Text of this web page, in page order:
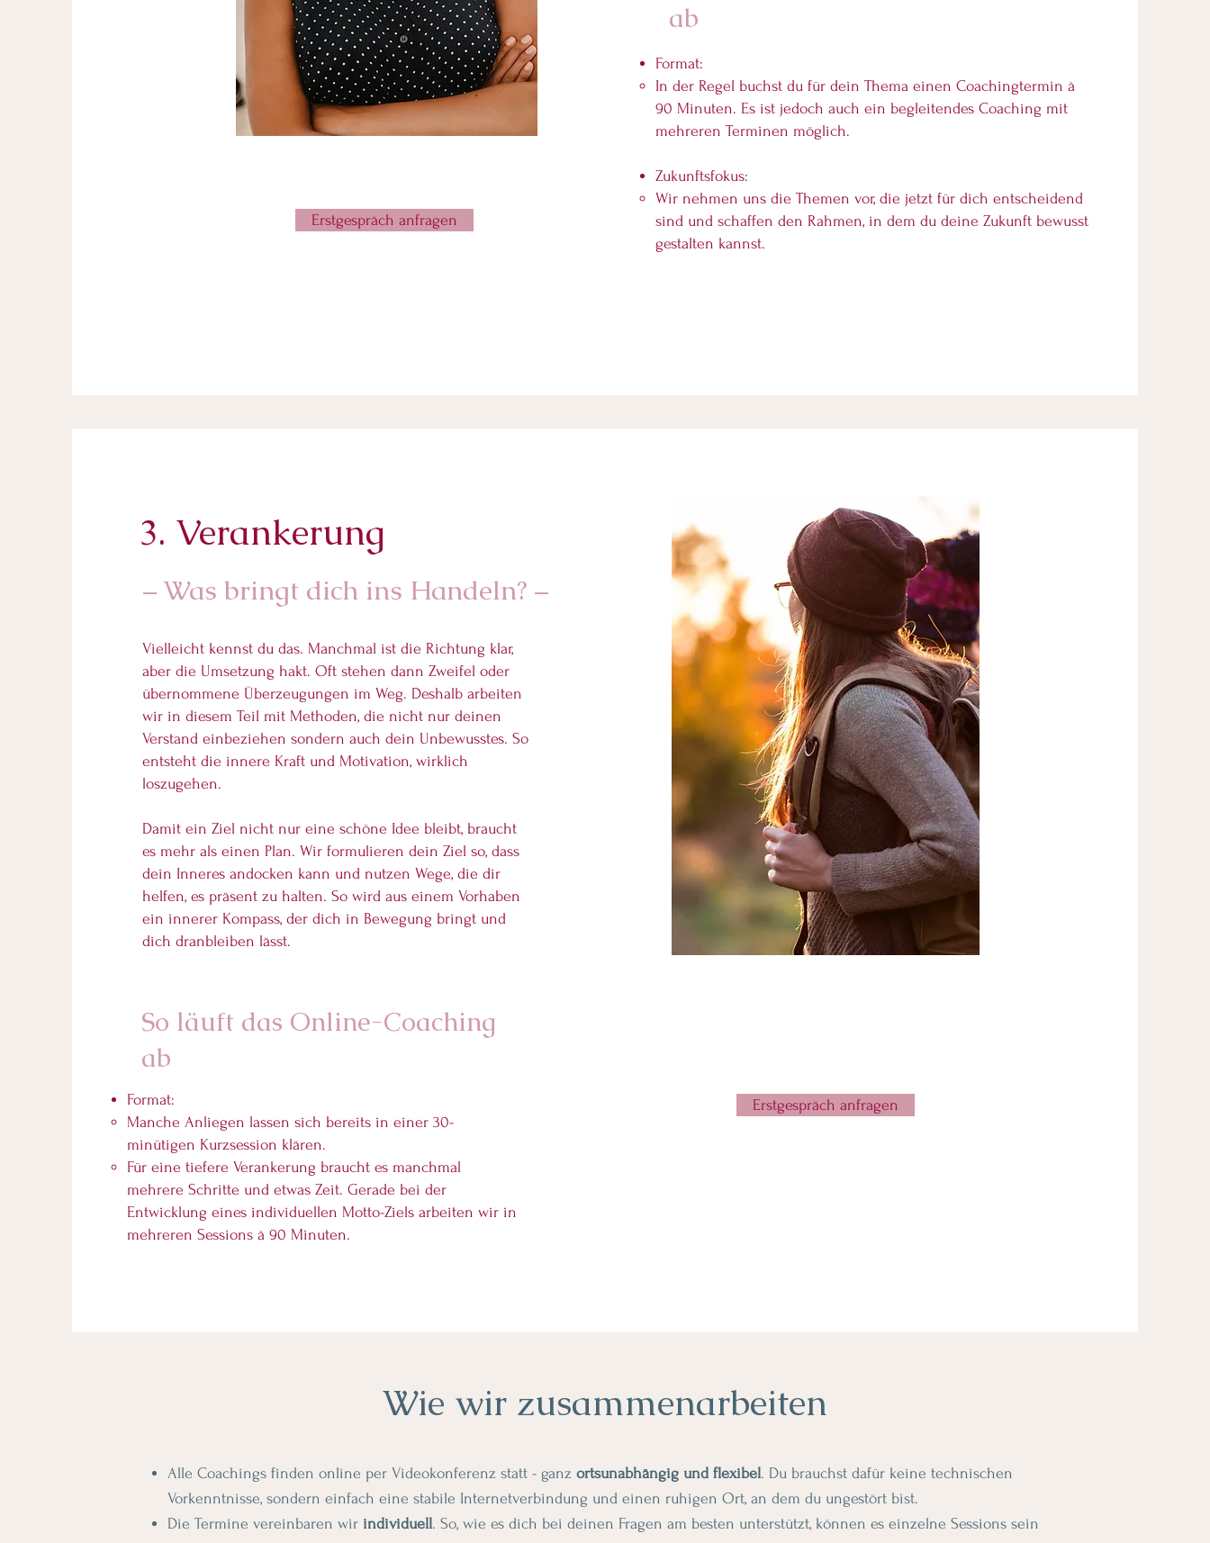
Erstgespräch anfragen
ab
Format:
In der Regel buchst du für dein Thema einen Coachingtermin à
90 Minuten. Es ist jedoch auch ein begleitendes Coaching mit
mehreren Terminen möglich.
Zukunftsfokus:
Wir nehmen uns die Themen vor, die jetzt für dich entscheidend
sind und schaffen den Rahmen, in dem du deine Zukunft bewusst
gestalten kannst.
3. Verankerung
– Was bringt dich ins Handeln? –
Vielleicht kennst du das. Manchmal ist die Richtung klar,
aber die Umsetzung hakt. Oft stehen dann Zweifel oder
übernommene Überzeugungen im Weg. Deshalb arbeiten
wir in diesem Teil mit Methoden, die nicht nur deinen
Verstand einbeziehen sondern auch dein Unbewusstes. So
entsteht die innere Kraft und Motivation, wirklich
loszugehen.
Damit ein Ziel nicht nur eine schöne Idee bleibt, braucht
es mehr als einen Plan. Wir formulieren dein Ziel so, dass
dein Inneres andocken kann und nutzen Wege, die dir
helfen, es präsent zu halten. So wird aus einem Vorhaben
ein innerer Kompass, der dich in Bewegung bringt und
dich dranbleiben lässt.
So läuft das Online-Coaching
ab
Format:
Manche Anliegen lassen sich bereits in einer 30-
minütigen Kurzsession klären.
Für eine tiefere Verankerung braucht es manchmal
mehrere Schritte und etwas Zeit. Gerade bei der
Entwicklung eines individuellen Motto-Ziels arbeiten wir in
mehreren Sessions à 90 Minuten.
Erstgespräch anfragen
Wie wir zusammenarbeiten
Alle Coachings finden online per Videokonferenz statt - ganz ortsunabhängig und flexibel. Du brauchst dafür keine technischen
Vorkenntnisse, sondern einfach eine stabile Internetverbindung und einen ruhigen Ort, an dem du ungestört bist.
Die Termine vereinbaren wir individuell. So, wie es dich bei deinen Fragen am besten unterstützt, können es einzelne Sessions sein